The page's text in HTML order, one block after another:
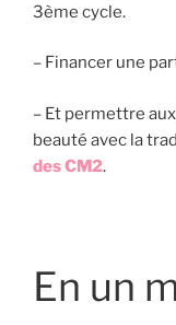
3ème cycle.
– Financer une
– Et permettre
beauté avec la
des CM2.
En un